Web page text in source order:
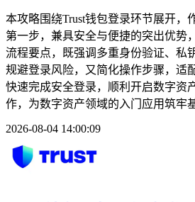
本攻略围绕Trust钱包登录环节展开，
第一步，兼具安全与便捷的突出优势
流程要点，既强调多重身份验证、私
规避登录风险，又简化操作步骤，适
快速完成安全登录，顺利开启数字资
作，为数字资产领域的入门应用筑牢
2026-08-04 14:00:09